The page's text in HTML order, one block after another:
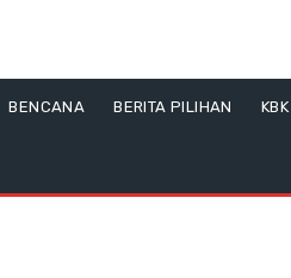
BENCANA BERITA PILIHAN